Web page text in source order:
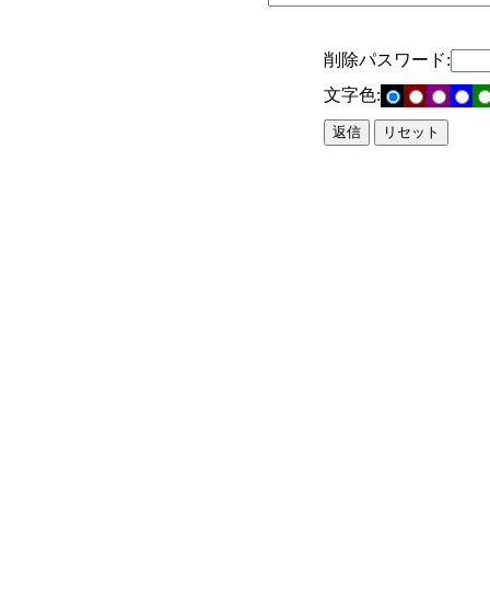
削除パスワード:
文字色: